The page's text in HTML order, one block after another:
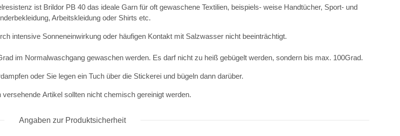
ist Brildor PB 40 das ideale Garn für oft gewaschene Textilien, beispiels- weise Handtücher, Sport- und
Arbeitskleidung oder Shirts etc.
intensive Sonneneinwirkung oder häufigen Kontakt mit Salzwasser nicht beeinträchtigt.
im Normalwaschgang gewaschen werden. Es darf nicht zu heiß gebügelt werden, sondern bis max. 100Grad.
oder Sie legen ein Tuch über die Stickerei und bügeln dann darüber.
versehende Artikel sollten nicht chemisch gereinigt werden.
Angaben zur Produktsicherheit